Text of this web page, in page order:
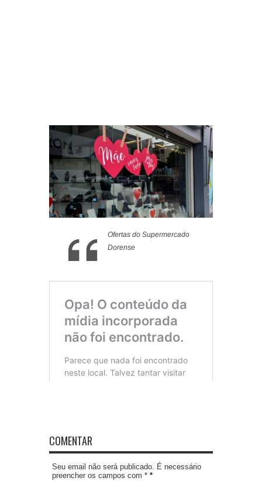
Ofertas do Supermercado
Dorense
COMENTAR
Seu email não será publicado. É necessário
preencher os campos com * *